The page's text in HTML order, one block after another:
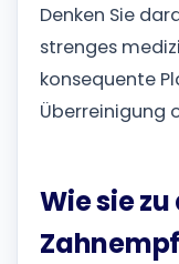
Denken Sie
strenges
konsequente
Überreinigung
Wie sie